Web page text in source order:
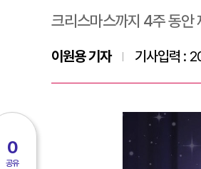
0
공유
크리스마스까지 4주 동안
이원용 기자 기사입력 :